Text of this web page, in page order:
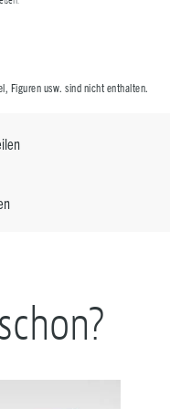
Figuren usw. sind nicht enthalten.